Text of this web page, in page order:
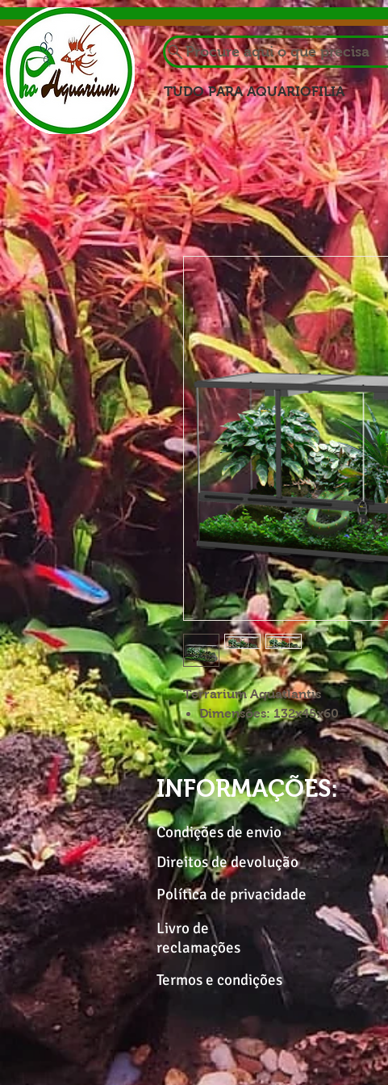
Procure aqui o que precisa
TUDO PARA AQUARIOFILIA
Terrarium Aquatlantis
Dimensões: 132x45x60
INFORMAÇÕES:
Condições de envio
Direitos de devolução
Política de privacidade
Livro de
reclamações
Termos e condições